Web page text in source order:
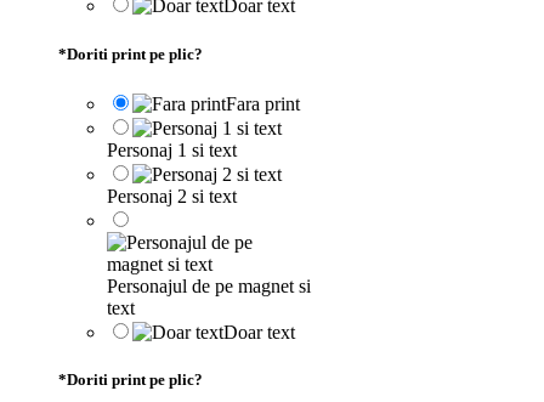
Doar text
*Doriti print pe plic?
Fara print
Personaj 1 si text
Personaj 2 si text
Personajul de pe magnet si
text
Doar text
*Doriti print pe plic?